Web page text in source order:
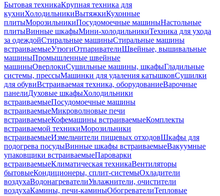
Бытовая техникаКрупная техника для
кухниХолодильникиВытяжкиКухонные
плитыМорозильникиПосудомоечные машиныНастольные
плитыВинные шкафыМини-холодильникиТехника для ухода
за одеждойСтиральные машиныСтиральные машины
встраиваемыеУтюгиОтпаривателиШвейные, вышивальные
машиныПромышленные швейные
машиныОверлокиСушильные машины, шкафыГладильные
системы, прессыМашинки для удаления катышковСушилки
для обувиВстраиваемая техника, оборудованиеВарочные
панелиДуховые шкафыХолодильники
встраиваемыеПосудомоечные машины
встраиваемыеМикроволновые печи
встраиваемыеКофемашины встраиваемыеКомплекты
встраиваемой техникиМорозильники
встраиваемыеИзмельчители пищевых отходовШкафы для
подогрева посудыВинные шкафы встраиваемыеВакуумные
упаковщики встраиваемыеПароварки
встраиваемыеКлиматическая техникаВентиляторы
бытовыеКондиционеры, сплит-системыОхладители
воздухаВодонагревателиУвлажнители, очистители
воздухаКамины, печи-каминыОбогревателиТепловые